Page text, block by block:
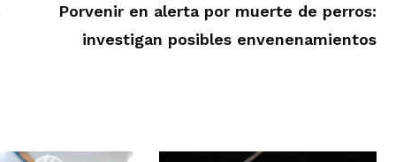
Porvenir en alerta por muerte de perros:
investigan posibles envenenamientos